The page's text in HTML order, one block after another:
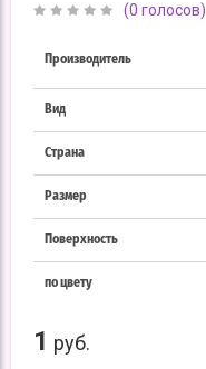
(0 голосов)
Производитель
Вид
Страна
Размер
Поверхность
по цвету
1 руб.